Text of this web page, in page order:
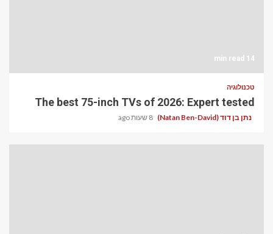
14 min read
טכנולוגיה
The best 75-inch TVs of 2026: Expert tested
נתן בן דוד (Natan Ben-David) 8 שעות ago